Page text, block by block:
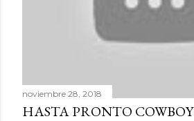
noviembre 28, 2018
HASTA PRONTO COWBOY